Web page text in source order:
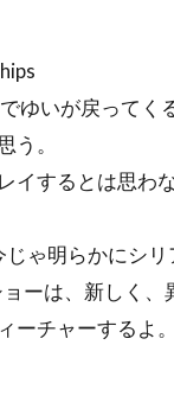
ゆいが戻ってく
う。
イするとは思わ
じゃ明らかにシリ
ーは、新しく、
ーチャーするよ。